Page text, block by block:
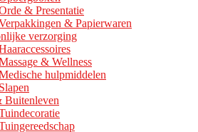
& Presentatie
& Papierwaren
verzorging
& Wellness
hulpmiddelen
Slapen
Buitenleven